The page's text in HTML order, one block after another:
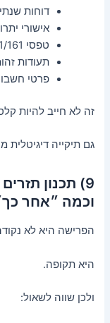
דוחות
אישורי
טפסי 161/161א וכל נספח רלוונטי
תעודות
פרטי
זה לא חייב להיות
גם תיקייה
9) תכנון
וכמה ״אחר
הפרישה היא לא
היא תקופה.
ולכן שווה לשאול: